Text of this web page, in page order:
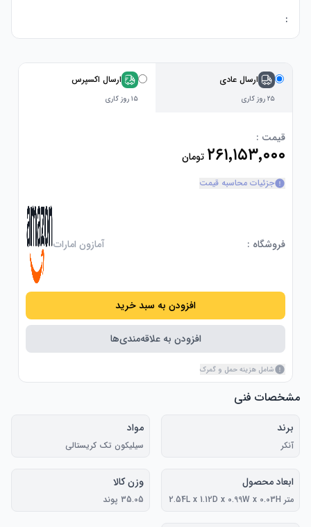
:
ارسال عادی
۲۵ روز کاری
ارسال اکسپرس
۱۵ روز کاری
قیمت :
۲۶۱٬۱۵۳٬۰۰۰ تومان
جزئیات محاسبه قیمت
فروشگاه : آمازون امارات
افزودن به سبد خرید
افزودن به علاقه‌مندی‌ها
شامل هزینه حمل و گمرک
مشخصات فنی
برند
آنکر
مواد
سیلیکون تک کریستالی
ابعاد محصول
متر 2.54L x 1.12D x 0.99W x 0.03H
وزن کالا
35.05 پوند